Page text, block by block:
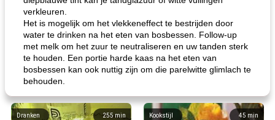
verkleuren.
Het is mogelijk om het vlekkeneffect te bestrijden door
water te drinken na het eten van bosbessen. Follow-up
met melk om het zuur te neutraliseren en uw tanden sterk
te houden. Een portie harde kaas na het eten van
bosbessen kan ook nuttig zijn om die parelwitte glimlach te
behouden.
255min
Dranken 45 min
Kookstijl